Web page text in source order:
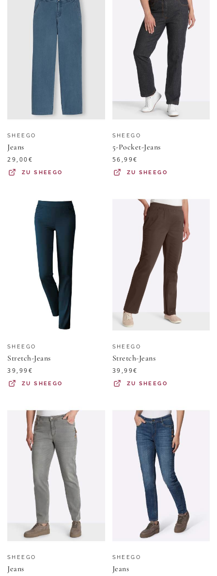
SHEEGO
Jeans
29,00€
ZUSHEEGO
SHEEGO
5-Pocket-Jeans
56,99€
ZU SHEEGO
SHEEGO
Stretch-Jeans
39,99€
ZUSHEEGO
SHEEGO
Stretch-Jeans
39,99€
ZU SHEEGO
SHEEGO
Jeans
SHEEGO
Jeans